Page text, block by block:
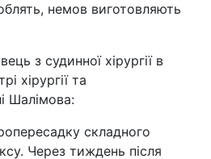
немов виготовляють
з судинної хірургії в
хірургії та
Шалімова:
складного
Через тиждень після